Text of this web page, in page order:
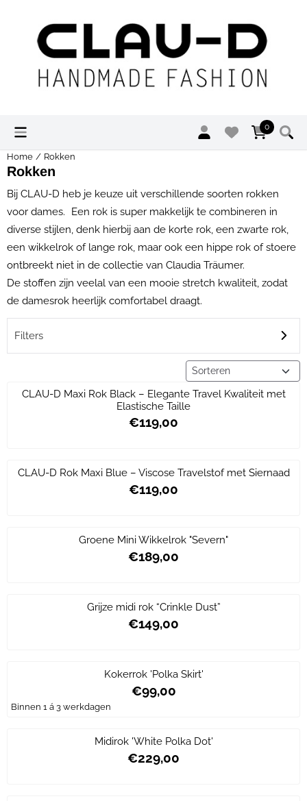
0
Home / Rokken
Rokken
Bij CLAU-D heb je keuze uit verschillende soorten rokken
voor dames. Een rok is super makkelijk te combineren in
diverse stijlen, denk hierbij aan de korte rok, een zwarte rok,
een wikkelrok of lange rok, maar ook een hippe rok of stoere
ontbreekt niet in de collectie van Claudia Träumer.
De stoffen zijn veelal van een mooie stretch kwaliteit, zodat
de damesrok heerlijk comfortabel draagt.
Filters
Sorteermethode
CLAU-D Maxi Rok Black – Elegante Travel Kwaliteit met
Elastische Taille
Prijs: 119,00
€119,00
CLAU-D Rok Maxi Blue – Viscose Travelstof met Siernaad
Prijs: 119,00
€119,00
Groene Mini Wikkelrok "Severn"
Prijs: 189,00
€189,00
Grijze midi rok “Crinkle Dust”
Prijs: 149,00
€149,00
Kokerrok 'Polka Skirt'
Prijs: 99,00
€99,00
Binnen 1 á 3 werkdagen
Midirok 'White Polka Dot'
Prijs: 229,00
€229,00